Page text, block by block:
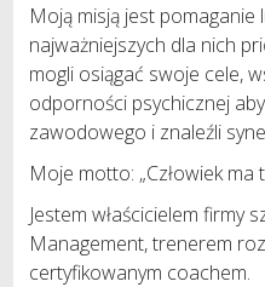
Moją misją jest
najważniejszych dla nich
mogli osiągać swoje cele,
odporności psychicznej
zawodowego i znaleźli
Moje motto: „Człowiek ma
Jestem właścicielem firmy
Management, trenerem
certyfikowanym coachem.